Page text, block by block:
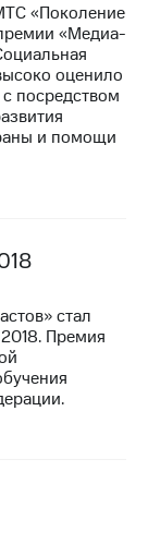
«Поколение
«Медиа-
оценило
посредством
и помощи
стал
Премия